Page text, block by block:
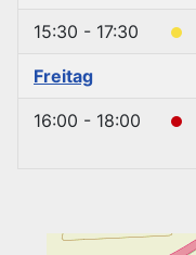
15:30 - 17:30
Freitag
16:00 - 18:00